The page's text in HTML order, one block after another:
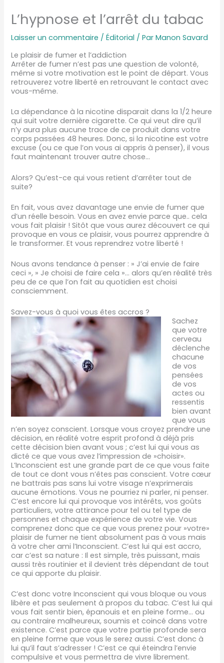
L’hypnose et l’arrêt du tabac
Laisser un commentaire /Éditorial / ParManon Savard
Le plaisir de fumer et l’addiction
Arrêter de fumer n’est pas une question de volonté,
même si votre motivation est le point de départ. Vous
retrouverez votre liberté en retrouvant le contact avec
vous-même.
La dépendance à la nicotine disparait dans la 1/2 heure
qui suit votre dernière cigarette. Ce qui veut dire qu’il
n’y aura plus aucune trace de ce produit dans votre
corps passées 48 heures. Donc, si la nicotine est votre
excuse (ou ce que l’on vous ai appris à penser), il vous
faut maintenant trouver autre chose…
Alors? Qu’est-ce qui vous retient d’arrêter tout de
suite?
En fait, vous avez davantage une envie de fumer que
d’un réelle besoin. Vous en avez envie parce que.. cela
vous fait plaisir ! Sitôt que vous aurez découvert ce qui
provoque en vous ce plaisir, vous pourrez apprendre à
le transformer. Et vous reprendrez votre liberté !
Nous avons tendance à penser : » J’ai envie de faire
ceci », » Je choisi de faire cela »… alors qu’en réalité très
peu de ce que l’on fait au quotidien est choisi
consciemment.
Savez-vous à quoi vous êtes accros ?
Sachez
que votre
cerveau
déclenche
chacune
de vos
pensées
de vos
actes ou
ressentis
bien avant
que vous
n’en soyez conscient. Lorsque vous croyez prendre une
décision, en réalité votre esprit profond à déjà pris
cette décision bien avant vous ; c’est lui qui vous as
dicté ce que vous avez l’impression de »choisir».
L’Inconscient est une grande part de ce que vous faite
de tout ce dont vous n’êtes pas conscient. Votre cœur
ne battrais pas sans lui votre visage n’exprimerais
aucune émotions. Vous ne pourriez ni parler, ni penser.
C’est encore lui qui provoque vos intérêts, vos goûts
particuliers, votre attirance pour tel ou tel type de
personnes et chaque expérience de votre vie. Vous
comprenez donc que ce que vous prenez pour »votre»
plaisir de fumer ne tient absolument pas à vous mais
à votre cher ami l’Inconscient. C’est lui qui est accro,
car c’est sa nature : Il est simple, très puissant, mais
aussi très routinier et il devient très dépendant de tout
ce qui apporte du plaisir.
C’est donc votre Inconscient qui vous bloque ou vous
libère et pas seulement à propos du tabac. C’est lui qui
vous fait sentir bien, épanouis et en pleine forme… ou
au contraire malheureux, soumis et coincé dans votre
existence. C’est parce que votre partie profonde sera
en pleine forme que vous le serez aussi. C’est donc à
lui qu’il faut s’adresser ! C’est ce qui éteindra l’envie
compulsive et vous permettra de vivre librement.